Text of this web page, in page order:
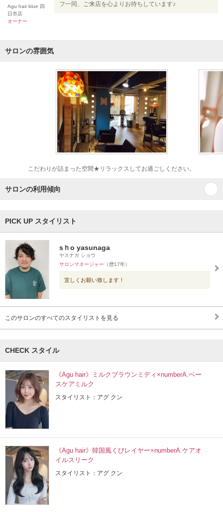
Agu hair blue 四
日市店
オーナー
フ一同、ご来店を心よりお待ちしています♪
サロンの雰囲気
こだわりが詰まった空間★リラックスしてお過ごしください。
サロンの利用傾向
PICK UP スタイリスト
sｈo yasunaga
ヤスナガ ショウ
サロンマネージャー （歴17年）
宜しくお願い致します！
このサロンのすべてのスタイリストを見る
CHECK スタイル
《Agu hair》ミルクブラウンミディ×numberA.ベー
スケアミルク
スタイリスト：アグ クン
《Agu hair》韓国風くびレイヤー×numberA.ケアオ
イルスリーク
スタイリスト：アグ クン